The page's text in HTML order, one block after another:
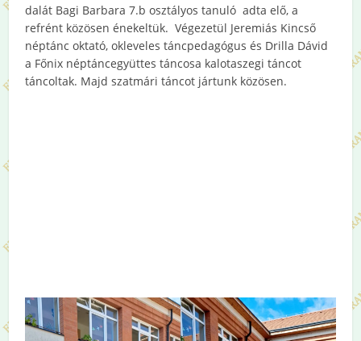
dalát Bagi Barbara 7.b osztályos tanuló adta elő, a
refrént közösen énekeltük. Végezetül Jeremiás Kincső
néptánc oktató, okleveles táncpedagógus és Drilla Dávid
a Főnix néptáncegyüttes táncosa kalotaszegi táncot
táncoltak. Majd szatmári táncot jártunk közösen.